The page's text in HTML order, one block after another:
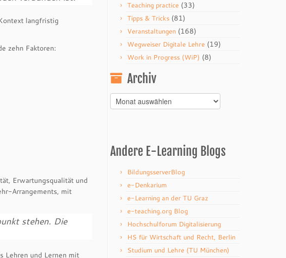
langfristig
zehn Faktoren:
Erwartungsqualität und
Arrangements, mit
stehen. Die
Lehren und Lernen mit
Teaching practice (33)
Tipps & Tricks (81)
Veranstaltungen (168)
Wegweiser Digitale Lehre (19)
Work in Progress (WiP) (8)
Archiv
Archiv
Andere E-Learning Blogs
BildungsserverBlog
e-Denkarium
e-Learning an der TU Graz
e-teaching.org Blog
Hochschulforum Digitalisierung
HS für Wirtschaft und Recht, Berlin
Studium und Lehre (TU München)